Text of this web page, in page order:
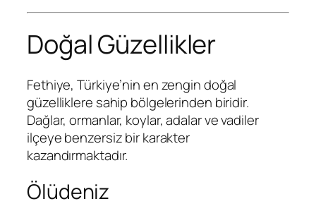
Doğal Güzellikler
Fethiye, Türkiye’nin en zengin doğal
güzelliklere sahip bölgelerinden biridir.
Dağlar, ormanlar, koylar, adalar ve vadiler
ilçeye benzersiz bir karakter
kazandırmaktadır.
Ölüdeniz